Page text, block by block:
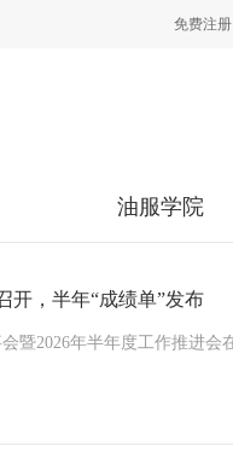
免费注册
油服学院
开，半年“成绩单”发布